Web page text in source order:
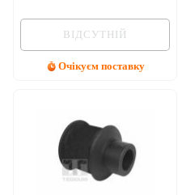
ВІДСУТНІЙ
Очікуєм поставку